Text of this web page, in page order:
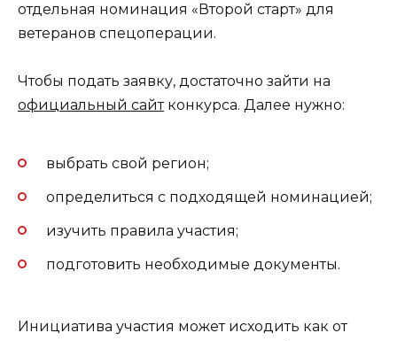
отдельная номинация «Второй старт» для
ветеранов спецоперации.
Чтобы подать заявку, достаточно зайти на
официальный сайтконкурса. Далее нужно:
выбрать свой регион;
определиться с подходящей номинацией;
изучить правила участия;
подготовить необходимые документы.
Инициатива участия может исходить как от